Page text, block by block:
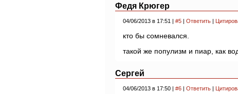
Федя Крюгер
04/06/2013 в 17:51 | #5 | Ответить |
кто бы сомневался.
такой же популизм и пиар, как
Сергей
04/06/2013 в 17:50 | #6 | Ответить |